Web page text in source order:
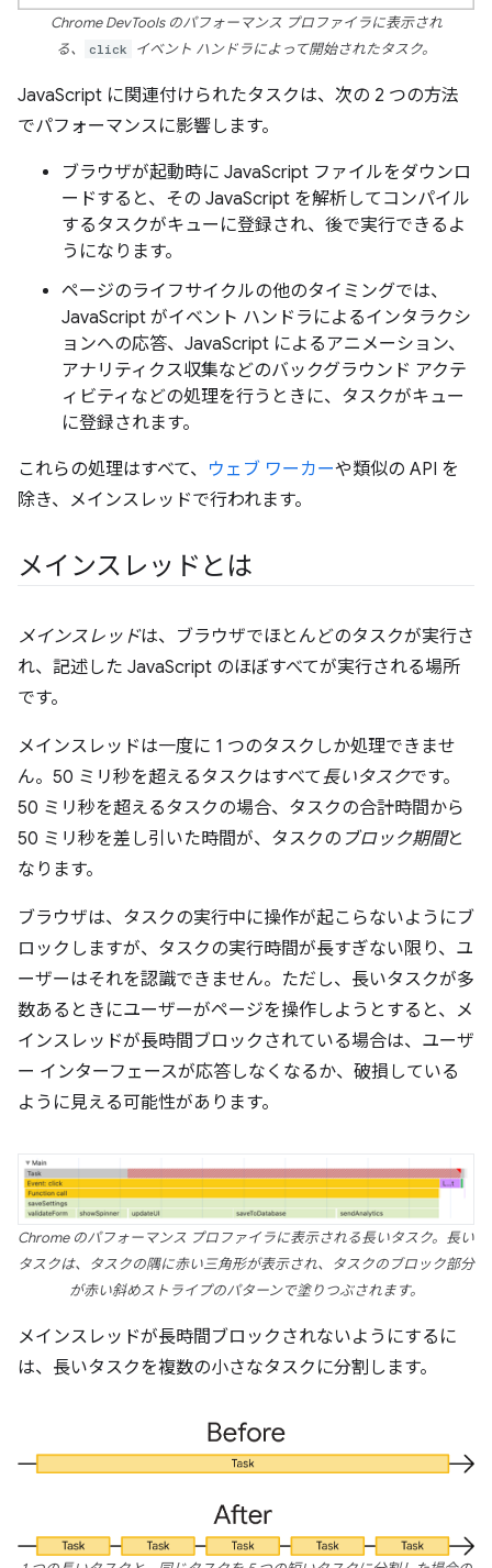
Chrome DevTools のパフォーマンス プロファイラに表示され
る、
click イベント ハンドラによって開始されたタスク。
JavaScript に関連付けられたタスクは、次の 2 つの方法
でパフォーマンスに影響します。
ブラウザが起動時に JavaScript ファイルをダウンロ
ードすると、その JavaScript を解析してコンパイル
するタスクがキューに登録され、後で実行できるよ
うになります。
ページのライフサイクルの他のタイミングでは、
JavaScript がイベント ハンドラによるインタラクシ
ョンへの応答、JavaScript によるアニメーション、
アナリティクス収集などのバックグラウンド アクテ
ィビティなどの処理を行うときに、タスクがキュー
に登録されます。
これらの処理はすべて、 ウェブ ワーカーや類似の API を
除き、メインスレッドで行われます。
メインスレッドとは
メインスレッドは、ブラウザでほとんどのタスクが実行さ
れ、記述した JavaScript のほぼすべてが実行される場所
です。
メインスレッドは一度に 1 つのタスクしか処理できませ
ん。50 ミリ秒を超えるタスクはすべて 長いタスクです。
50 ミリ秒を超えるタスクの場合、タスクの合計時間から
50 ミリ秒を差し引いた時間が、タスクの ブロック期間と
なります。
ブラウザは、タスクの実行中に操作が起こらないようにブ
ロックしますが、タスクの実行時間が長すぎない限り、ユ
ーザーはそれを認識できません。ただし、長いタスクが多
数あるときにユーザーがページを操作しようとすると、メ
インスレッドが長時間ブロックされている場合は、ユーザ
ー インターフェースが応答しなくなるか、破損している
ように見える可能性があります。
Chrome のパフォーマンス プロファイラに表示される長いタスク。長い
タスクは、タスクの隅に赤い三角形が表示され、タスクのブロック部分
が赤い斜めストライプのパターンで塗りつぶされます。
メインスレッドが長時間ブロックされないようにするに
は、長いタスクを複数の小さなタスクに分割します。